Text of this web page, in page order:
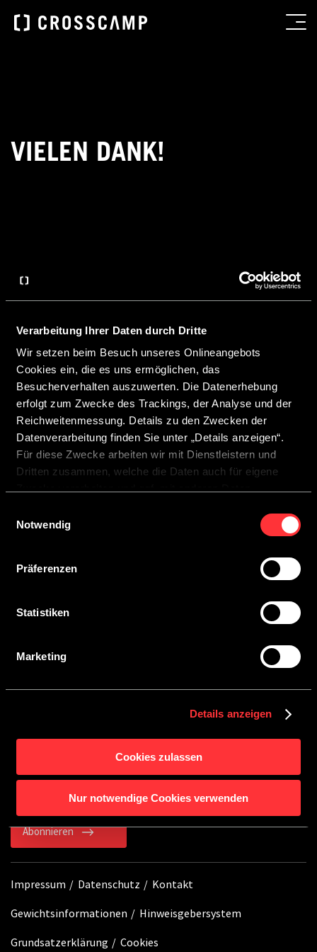
Verarbeitung Ihrer Daten durch Dritte
Wir setzen beim Besuch unseres Onlineangebots
Cookies ein, die es uns ermöglichen, das
Besucherverhalten auszuwerten. Die Datenerhebung
erfolgt zum Zwecke des Trackings, der Analyse und der
Reichweitenmessung. Details zu den Zwecken der
Datenverarbeitung finden Sie unter „Details anzeigen“.
Für diese Zwecke arbeiten wir mit Dienstleistern und
Dritten zusammen, welche die Daten auch für eigene
Durch Anklicken der Schaltfläche „Cookies zulassen“
Detailansicht geben Sie Ihre Einwilligung zur Verarbeitung
Ihrer Daten zu den jeweiligen Zwecken. Sie ist freiwillig,
widerruflich für die Zukunft durch Anklicken der
Schaltfläche „Einwilligung widerrufen“. Weitere Hinweise
Notwendig
Präferenzen
Statistiken
Marketing
Details anzeigen
Cookies zulassen
Nur notwendige Cookies verwenden
VIELEN DANK!
Wir freuen uns über Ihr Interesse an CROSSCAMP.
Ihr ausgewählter CROSSCAMP Partner wird sich zeitnah
bei Ihnen melden, um den Termin abzustimmen und
Ihnen alle wichtigen Informationen rund um Ihre
Besichtigung zukommen zu lassen.
Wir wünschen Ihnen viel Freude bei Ihrem persönlichen
Beratungstermin.
SERVICE
BLEIB AUF DEM LAUFENDEN
Mit unserem Newsletter erhältst du immer die
neuesten Informationen rund um Crosscamp.
Abonnieren
Impressum Datenschutz Kontakt
Gewichtsinformationen Hinweisgebersystem
Grundsatzerklärung Cookies